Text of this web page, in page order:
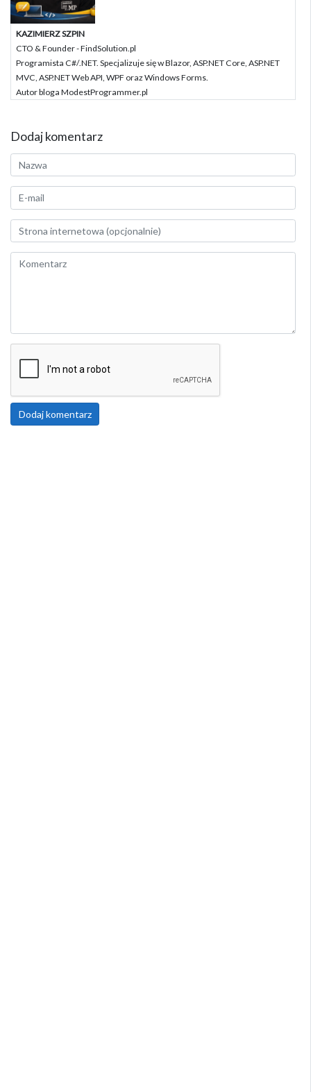
KAZIMIERZ SZPIN
CTO & Founder - FindSolution.pl
Programista C#/.NET. Specjalizuje się w Blazor, ASP.NET Core, ASP.NET
MVC, ASP.NET Web API, WPF oraz Windows Forms.
Autor bloga ModestProgrammer.pl
Dodaj komentarz
Dodaj komentarz